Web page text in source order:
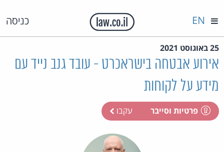
כניסה EN
25 באוגוסט 2021
אירוע אבטחה בישראכרט - עובד גנב נייד עם
מידע על לקוחות
פרטיות וסייבר עקבו